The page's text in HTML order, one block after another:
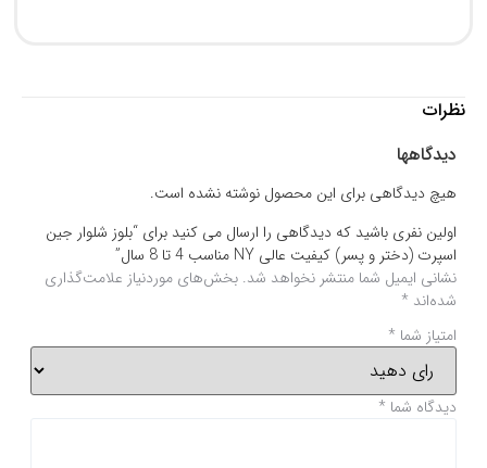
نظرات
دیدگاهها
هیچ دیدگاهی برای این محصول نوشته نشده است.
اولین نفری باشید که دیدگاهی را ارسال می کنید برای “بلوز شلوار جین
اسپرت (دختر و پسر) کیفیت عالی NY مناسب 4 تا 8 سال”
نشانی ایمیل شما منتشر نخواهد شد. بخش‌های موردنیاز علامت‌گذاری
شده‌اند *
امتیاز شما *
دیدگاه شما *